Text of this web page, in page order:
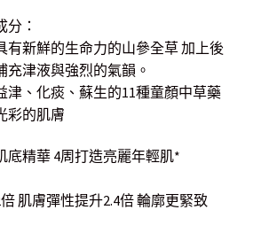
through
$ 800.00
分：
有新鮮的生命力的山參全草 加上後
充津液與強烈的氣韻。
津、化痰、蘇生的11種童顏中草藥
彩的肌膚
底精華 4周打造亮麗年輕肌*
肌膚彈性提升2.4倍 輪廓更緊致